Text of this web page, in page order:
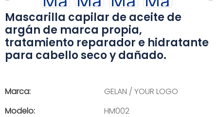
Mascarilla capilar de aceite de
argán de marca propia,
tratamiento reparador e hidratante
para cabello seco y dañado.
Marca:
GELAN / YOUR LOGO
Modelo:
HM002